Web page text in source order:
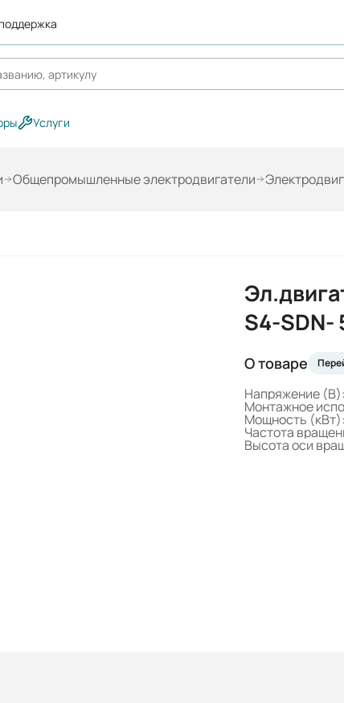
Услуги
Общепромышленные электродвигатели
S4-SDN-
О товаре
Напряжение (В):
Монтажное
Мощность (кВт):
Частота
Высота оси